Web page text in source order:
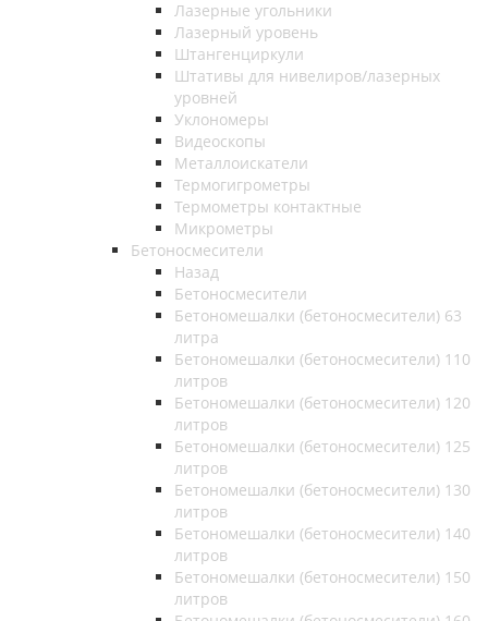
Лазерные угольники
Лазерный уровень
Штангенциркули
Штативы для нивелиров/лазерных
уровней
Уклономеры
Видеоскопы
Металлоискатели
Термогигрометры
Термометры контактные
Микрометры
Бетоносмесители
Назад
Бетоносмесители
Бетономешалки (бетоносмесители) 63
литра
Бетономешалки (бетоносмесители) 110
литров
Бетономешалки (бетоносмесители) 120
литров
Бетономешалки (бетоносмесители) 125
литров
Бетономешалки (бетоносмесители) 130
литров
Бетономешалки (бетоносмесители) 140
литров
Бетономешалки (бетоносмесители) 150
литров